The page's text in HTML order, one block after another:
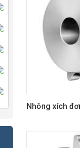
Nhông xích